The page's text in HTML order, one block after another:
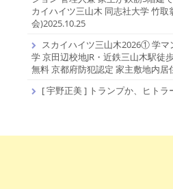
カイハイツ三山木 同志社大学 竹
会)2025.10.25
スカイハイツ三山木2026① 学マ
学 京田辺校地JR・近鉄三山木駅徒
無料 京都府防犯認定 家主敷地内居
[ 宇野正美 ] トランプか、ヒトラ